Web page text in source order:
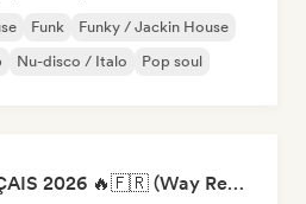
Funk
Funky / Jackin House
Nu-disco / Italo Pop soul
RAP FRANÇAIS 2026 🔥🇫🇷 (Way Records)